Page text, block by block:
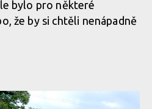
bylo pro některé
že by si chtěli nenápadně